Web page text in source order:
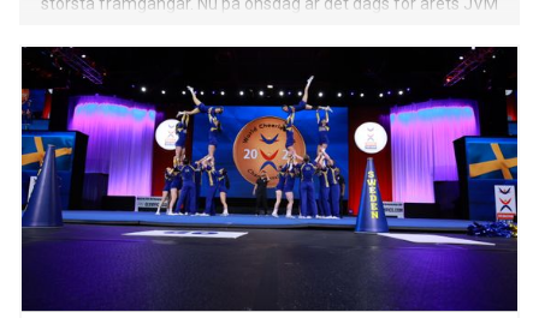
största framgångar. Nu på onsdag är det dags för årets JVM